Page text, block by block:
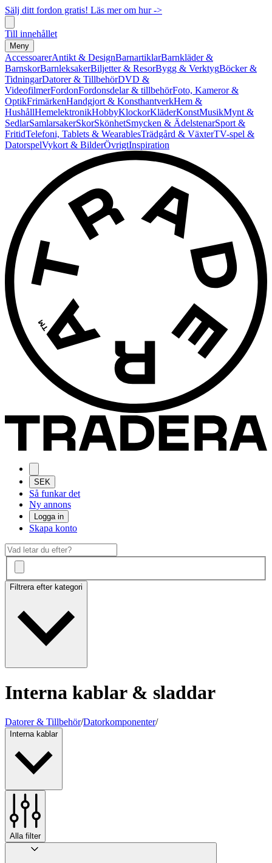
Sälj ditt fordon gratis! Läs mer om hur ->
Till innehållet
Meny
AccessoarerAntikt & DesignBarnartiklarBarnkläder &
BarnskorBarnleksakerBiljetter & ResorBygg & VerktygBöcker &
TidningarDatorer & TillbehörDVD &
VideofilmerFordonFordonsdelar & tillbehörFoto, Kameror &
OptikFrimärkenHandgjort & KonsthantverkHem &
HushållHemelektronikHobbyKlockorKläderKonstMusikMynt &
SedlarSamlarsakerSkorSkönhetSmycken & ÄdelstenarSport &
FritidTelefoni, Tablets & WearablesTrädgård & VäxterTV-spel &
DatorspelVykort & BilderÖvrigtInspiration
SEK
Så funkar det
Ny annons
Logga in
Skapa konto
Filtrera efter kategori
Interna kablar & sladdar
Datorer & Tillbehör/Datorkomponenter/
Interna kablar
Alla filter